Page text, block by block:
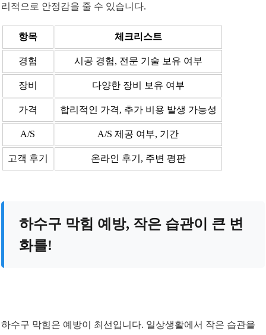
리적으로 안정감을 줄 수 있습니다.
항목 체크리스트
경험 시공 경험, 전문 기술 보유 여부
장비 다양한 장비 보유 여부
가격 합리적인 가격, 추가 비용 발생 가능성
A/S A/S 제공 여부, 기간
고객 후기 온라인 후기, 주변 평판
하수구 막힘 예방, 작은 습관이 큰 변
화를!
하수구 막힘은 예방이 최선입니다. 일상생활에서 작은 습관을